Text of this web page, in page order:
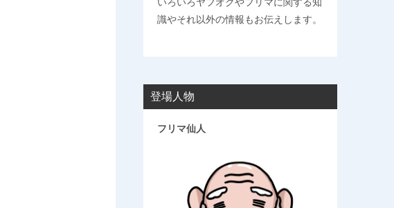
識やそれ以外の情報もお伝えします。
登場人物
フリマ仙人